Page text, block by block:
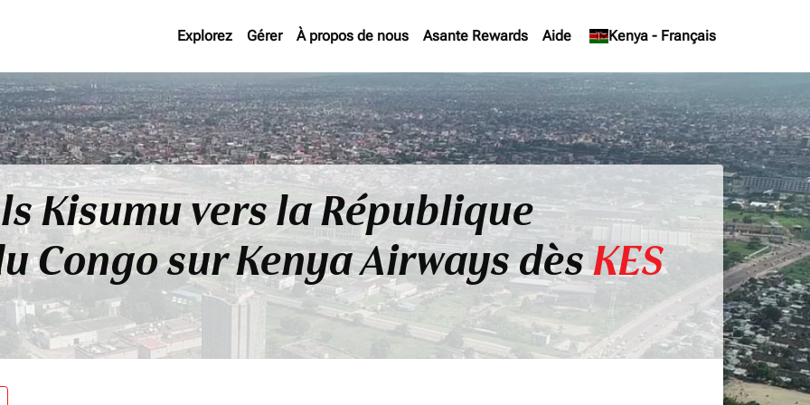
Explorez Gérer À propos de nous Asante Rewards Aide Kenya - Français
keyboard_arrow_down
Kisumu vers la République
Congo sur Kenya Airways dèsKES